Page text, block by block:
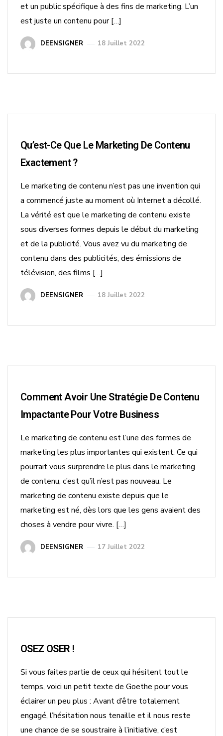
et un public spécifique à des fins de marketing. L’un
est juste un contenu pour […]
DEENSIGNER 18 Juillet 2022
Qu’est-Ce Que Le Marketing De Contenu
Exactement ?
Le marketing de contenu n’est pas une invention qui
a commencé juste au moment où Internet a décollé.
La vérité est que le marketing de contenu existe
sous diverses formes depuis le début du marketing
et de la publicité. Vous avez vu du marketing de
contenu dans des publicités, des émissions de
télévision, des films […]
DEENSIGNER 18 Juillet 2022
Comment Avoir Une Stratégie De Contenu
Impactante Pour Votre Business
Le marketing de contenu est l’une des formes de
marketing les plus importantes qui existent. Ce qui
pourrait vous surprendre le plus dans le marketing
de contenu, c’est qu’il n’est pas nouveau. Le
marketing de contenu existe depuis que le
marketing est né, dès lors que les gens avaient des
choses à vendre pour vivre. […]
DEENSIGNER 17 Juillet 2022
OSEZ OSER !
Si vous faites partie de ceux qui hésitent tout le
temps, voici un petit texte de Goethe pour vous
éclairer un peu plus : Avant d’être totalement
engagé, l’hésitation nous tenaille et il nous reste
une chance de se soustraire à l’initiative, c’est